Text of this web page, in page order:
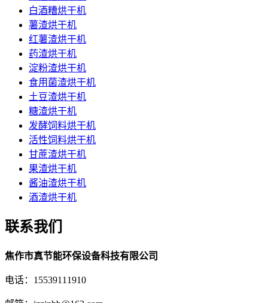
白酒糟烘干机
薯渣烘干机
红薯渣烘干机
药渣烘干机
淀粉渣烘干机
食用菌渣烘干机
土豆渣烘干机
糖渣烘干机
发酵饲料烘干机
活性饲料烘干机
甘蔗渣烘干机
果渣烘干机
酱油渣烘干机
酒渣烘干机
联系我们
焦作市真节能环保设备科技有限公司
电话：15539111910